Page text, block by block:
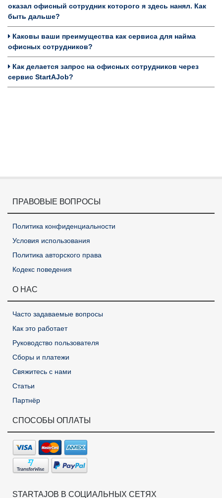
оказал офисный сотрудник которого я здесь нанял. Как
быть дальше?
Каковы ваши преимущества как сервиса для найма
офисных сотрудников?
Как делается запрос на офисных сотрудников через
сервис StartAJob?
ПРАВОВЫЕ ВОПРОСЫ
Политика конфиденциальности
Условия использования
Политика авторского права
Кодекс поведения
О НАС
Часто задаваемые вопросы
Как это работает
Руководство пользователя
Сборы и платежи
Свяжитесь с нами
Статьи
Партнёр
СПОСОБЫ ОПЛАТЫ
STARTAJOB В СОЦИАЛЬНЫХ СЕТЯХ